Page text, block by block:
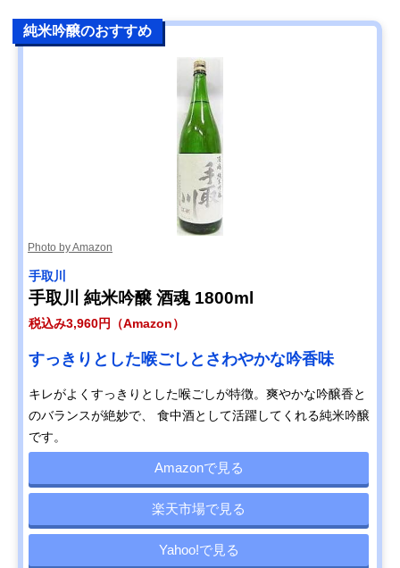
純米吟醸のおすすめ
Photo by Amazon
手取川
手取川 純米吟醸 酒魂 1800ml
税込み3,960円（Amazon）
すっきりとした喉ごしとさわやかな吟香味
キレがよくすっきりとした喉ごしが特徴。爽やかな吟醸香と
のバランスが絶妙で、 食中酒として活躍してくれる純米吟醸
です。
Amazonで見る
楽天市場で見る
Yahoo!で見る